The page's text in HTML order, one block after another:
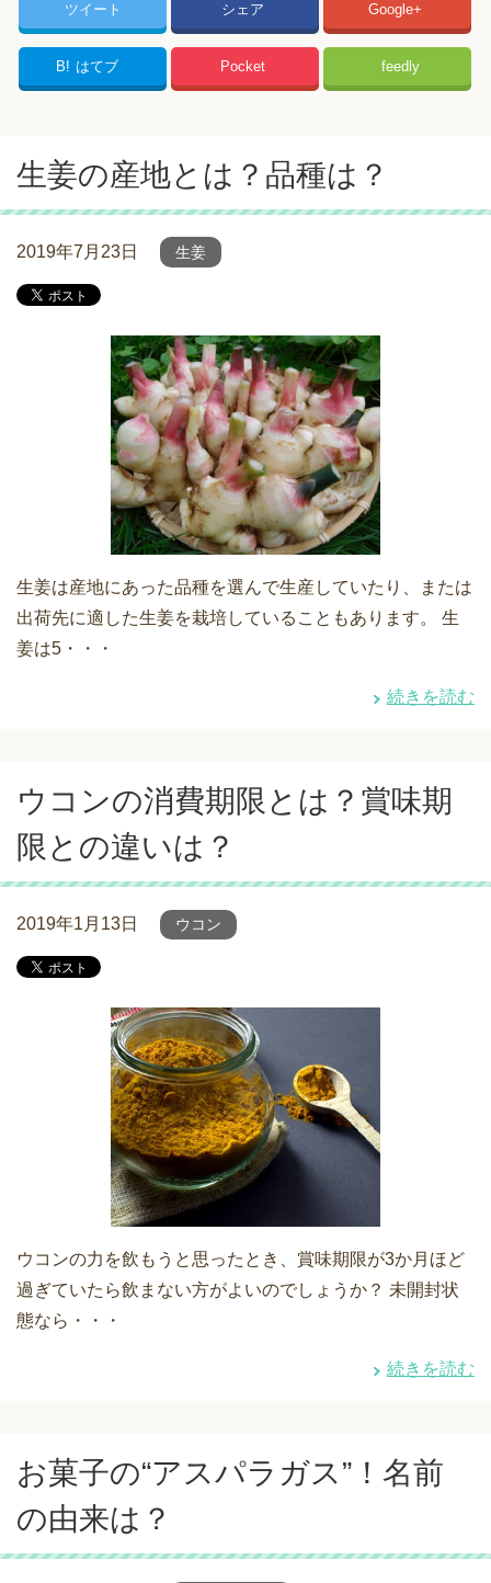
ツイート シェア Google+
B! はてブ Pocket feedly
生姜の産地とは？品種は？
2019年7月23日 生姜
生姜は産地にあった品種を選んで生産していたり、または
出荷先に適した生姜を栽培していることもあります。 生
姜は5・・・
続きを読む
ウコンの消費期限とは？賞味期
限との違いは？
2019年1月13日 ウコン
ウコンの力を飲もうと思ったとき、賞味期限が3か月ほど
過ぎていたら飲まない方がよいのでしょうか？ 未開封状
態なら・・・
続きを読む
お菓子の“アスパラガス”！名前
の由来は？